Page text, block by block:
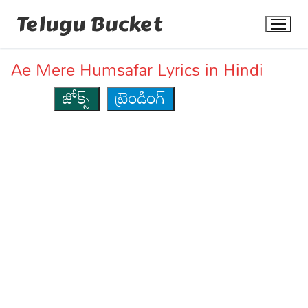
Telugu Bucket
Ae Mere Humsafar Lyrics in Hindi
జోక్స్
ట్రెండింగ్